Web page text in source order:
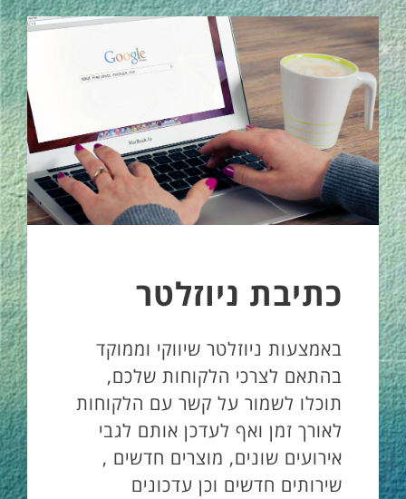
כתיבת ניוזלטר
באמצעות ניוזלטר שיווקי וממוקד
בהתאם לצרכי הלקוחות שלכם,
תוכלו לשמור על קשר עם הלקוחות
לאורך זמן ואף לעדכן אותם לגבי
אירועים שונים, מוצרים חדשים ,
שירותים חדשים וכן עדכונים